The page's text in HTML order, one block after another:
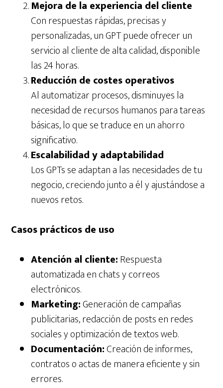
Mejora de la experiencia del cliente
Con respuestas rápidas, precisas y
personalizadas, un GPT puede ofrecer un
servicio al cliente de alta calidad, disponible
las 24 horas.
Reducción de costes operativos
Al automatizar procesos, disminuyes la
necesidad de recursos humanos para tareas
básicas, lo que se traduce en un ahorro
significativo.
Escalabilidad y adaptabilidad
Los GPTs se adaptan a las necesidades de tu
negocio, creciendo junto a él y ajustándose a
nuevos retos.
Casos prácticos de uso
Atención al cliente:Respuesta
automatizada en chats y correos
electrónicos.
Marketing:Generación de campañas
publicitarias, redacción de posts en redes
sociales y optimización de textos web.
Documentación:Creación de informes,
contratos o actas de manera eficiente y sin
errores.